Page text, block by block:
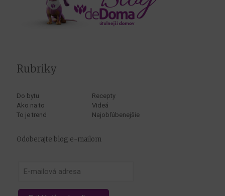
Rubriky
Do bytu
Ako na to
To je trend
Recepty
Videá
Najobľúbenejšie
Odoberajte blog e-mailom